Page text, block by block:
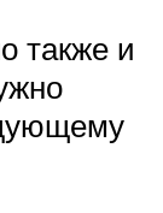
также и